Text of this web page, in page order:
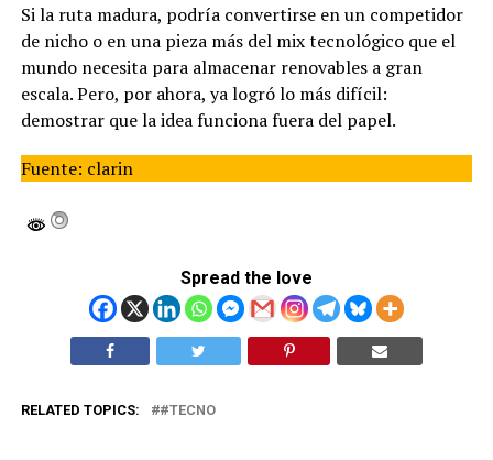
Si la ruta madura, podría convertirse en un competidor
de nicho o en una pieza más del mix tecnológico que el
mundo necesita para almacenar renovables a gran
escala. Pero, por ahora, ya logró lo más difícil:
demostrar que la idea funciona fuera del papel.
Fuente: clarin
Spread the love
RELATED TOPICS: #TECNO